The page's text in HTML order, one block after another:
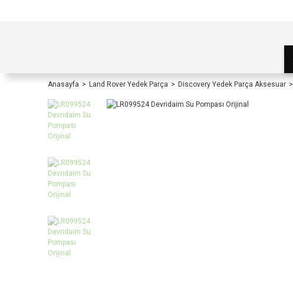
Anasayfa Land Rover Yedek Parça Discovery Yedek Parça Aksesuar